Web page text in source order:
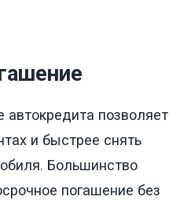
позволяет
и быстрее снять
Большинство
погашение без